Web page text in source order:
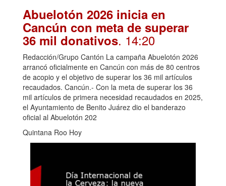
Abuelotón 2026 inicia en
Cancún con meta de superar
36 mil donativos. 14:20
Redacción/Grupo Cantón La campaña Abuelotón 2026
arrancó oficialmente en Cancún con más de 80 centros
de acopio y el objetivo de superar los 36 mil artículos
recaudados. Cancún.- Con la meta de superar los 36
mil artículos de primera necesidad recaudados en 2025,
el Ayuntamiento de Benito Juárez dio el banderazo
oficial al Abuelotón 202
Quintana Roo Hoy